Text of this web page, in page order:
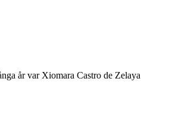
år var Xiomara Castro de Zelaya